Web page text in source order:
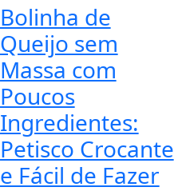
Bolinha de
Queijo sem
Massa com
Poucos
Ingredientes:
Petisco Crocante
e Fácil de Fazer